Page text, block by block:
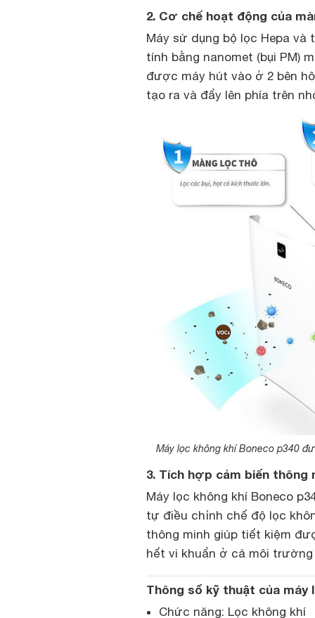
2. Cơ chế hoạt động của
Máy sử dụng bộ lọc Hepa
tính bằng nanomet (bụi PM)
được máy hút vào ở 2 bên
tạo ra và đẩy lên phía trên
Máy lọc không khí Boneco p340
3. Tích hợp cảm biến thông
Máy lọc không khí Boneco
tự điều chỉnh chế độ lọc
thông minh giúp tiết kiệm
hết vi khuẩn ở cả môi trường
Thông số kỹ thuật của máy
Chức năng: Lọc không khí